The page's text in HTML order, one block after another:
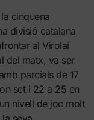
cinquena
divisió catalana
al Virolai
del matx, va ser
parcials de 17
set i 22 a 25 en
nivell de joc molt